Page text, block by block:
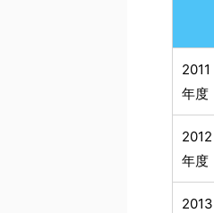
2011
年度
2012
年度
2013